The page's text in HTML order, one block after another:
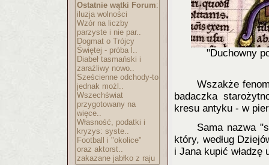
Ostatnie wątki Forum:
iluzja wolności
Wzór na liczby
parzyste i nie par..
Dogmat o Trójcy
Świętej - próba l..
Diabeł tasmański i
zaraźliwy nowo..
Sześcienne odchody-to
jednak możl..
Wszechświat
przygotowany na
więce..
Własność, podatki i
kryzys: syste..
Football i "okolice"
oraz aktorst..
zakazane jabłko z raju
"Duchowny
Wszakże
badaczka
kresu antyku - w
Sama nazwa
który, według
i Jana kupić władzę